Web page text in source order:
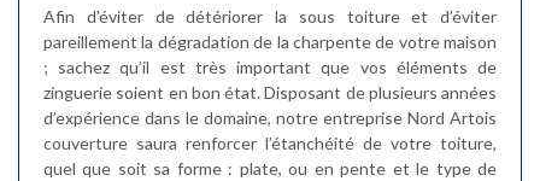
Afin d’éviter de détériorer la sous toiture et d’éviter
pareillement la dégradation de la charpente de votre maison
; sachez qu’il est très important que vos éléments de
zinguerie soient en bon état. Disposant de plusieurs années
d’expérience dans le domaine, notre entreprise Nord Artois
couverture saura renforcer l’étanchéité de votre toiture,
quel que soit sa forme : plate, ou en pente et le type de